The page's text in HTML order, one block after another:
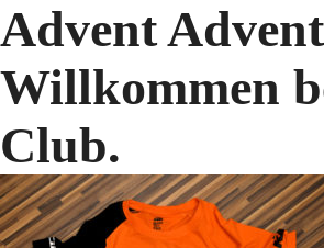
Advent
Willkommen
Club.